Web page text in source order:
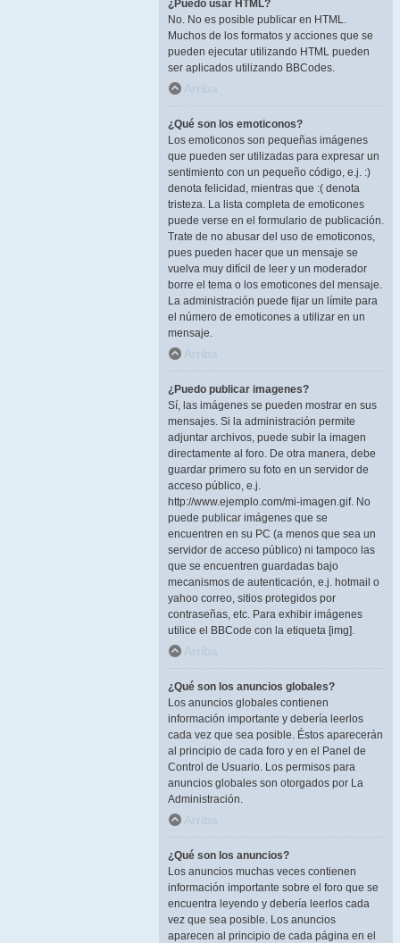
¿Puedo usar HTML?
No. No es posible publicar en HTML.
Muchos de los formatos y acciones que se
pueden ejecutar utilizando HTML pueden
ser aplicados utilizando BBCodes.
Arriba
¿Qué son los emoticonos?
Los emoticonos son pequeñas imágenes
que pueden ser utilizadas para expresar un
sentimiento con un pequeño código, e.j. :)
denota felicidad, mientras que :( denota
tristeza. La lista completa de emoticones
puede verse en el formulario de publicación.
Trate de no abusar del uso de emoticonos,
pues pueden hacer que un mensaje se
vuelva muy difícil de leer y un moderador
borre el tema o los emoticones del mensaje.
La administración puede fijar un límite para
el número de emoticones a utilizar en un
mensaje.
Arriba
¿Puedo publicar imagenes?
Sí, las imágenes se pueden mostrar en sus
mensajes. Si la administración permite
adjuntar archivos, puede subir la imagen
directamente al foro. De otra manera, debe
guardar primero su foto en un servidor de
acceso público, e.j.
http://www.ejemplo.com/mi-imagen.gif. No
puede publicar imágenes que se
encuentren en su PC (a menos que sea un
servidor de acceso público) ni tampoco las
que se encuentren guardadas bajo
mecanismos de autenticación, e.j. hotmail o
yahoo correo, sitios protegidos por
contraseñas, etc. Para exhibir imágenes
utilice el BBCode con la etiqueta [img].
Arriba
¿Qué son los anuncios globales?
Los anuncios globales contienen
información importante y debería leerlos
cada vez que sea posible. Éstos aparecerán
al principio de cada foro y en el Panel de
Control de Usuario. Los permisos para
anuncios globales son otorgados por La
Administración.
Arriba
¿Qué son los anuncios?
Los anuncios muchas veces contienen
información importante sobre el foro que se
encuentra leyendo y debería leerlos cada
vez que sea posible. Los anuncios
aparecen al principio de cada página en el